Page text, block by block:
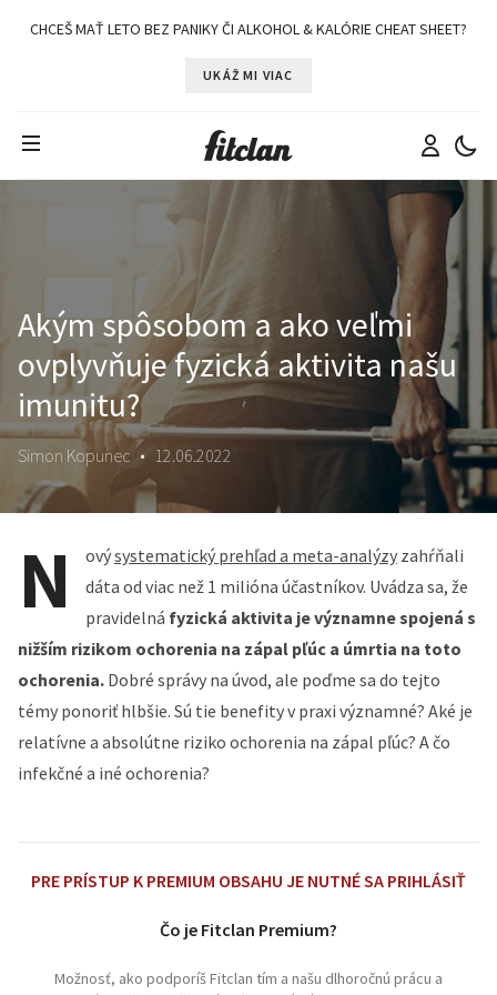
CHCEŠ MAŤ LETO BEZ PANIKY ČI ALKOHOL & KALÓRIE CHEAT SHEET?
UKÁŽ MI VIAC
Akým spôsobom a ako veľmi
ovplyvňuje fyzická aktivita našu
imunitu?
Simon Kopunec • 12.06.2022
N ovýsystematický prehľad a meta-analýzy zahŕňali
dáta od viac než 1 milióna účastníkov. Uvádza sa, že
pravidelná fyzická aktivita je významne spojená s
nižším rizikom ochorenia na zápal pľúc a úmrtia na toto
ochorenia. Dobré správy na úvod, ale poďme sa do tejto
témy ponoriť hlbšie. Sú tie benefity v praxi významné? Aké je
relatívne a absolútne riziko ochorenia na zápal pľúc? A čo
infekčné a iné ochorenia?
PRE PRÍSTUP K PREMIUM OBSAHU JE NUTNÉ SA PRIHLÁSIŤ
Čo je Fitclan Premium?
Možnosť, ako podporíš Fitclan tím a našu dlhoročnú prácu a